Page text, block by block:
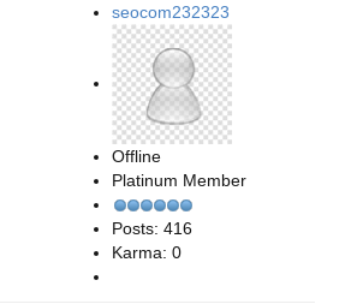
seocom232323
Offline
Platinum Member
Posts: 416
Karma: 0